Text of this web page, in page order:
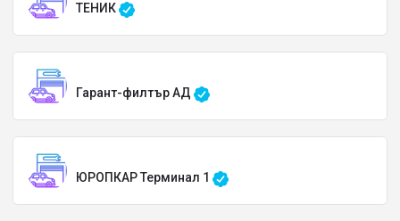
ТЕНИК
Гарант-филтър АД
ЮРОПКАР Терминал 1